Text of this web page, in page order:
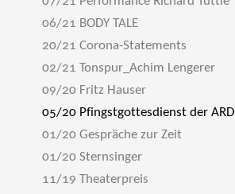
06/21 BODY TALE
20/21 Corona-Statements
02/21 Tonspur_Achim Lengerer
09/20 Fritz Hauser
05/20 Pfingstgottesdienst der ARD
01/20 Gespräche zur Zeit
01/20 Sternsinger
11/19 Theaterpreis